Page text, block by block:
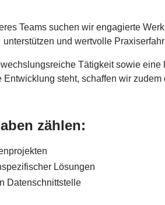
Teams suchen wir engagierte
unterstützen und wertvolle
Tätigkeit sowie
steht, schaffen wir
zählen:
Lösungen
Datenschnittstelle